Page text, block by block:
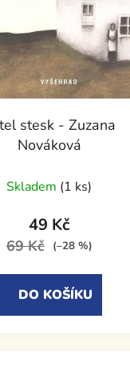
stesk - Zuzana
Nováková
Skladem (1 ks)
49 Kč
69 Kč (–28 %)
DO KOŠÍKU